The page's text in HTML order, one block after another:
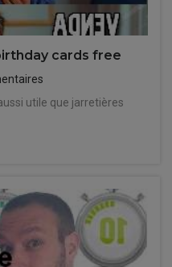
cards free
utile que jarretières